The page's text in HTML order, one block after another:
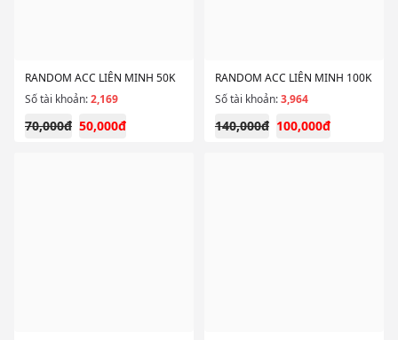
RANDOM ACC LIÊN MINH 50K
Số tài khoản:2,169
70,000đ 50,000đ
RANDOM ACC LIÊN MINH 100K
Số tài khoản:3,964
140,000đ 100,000đ